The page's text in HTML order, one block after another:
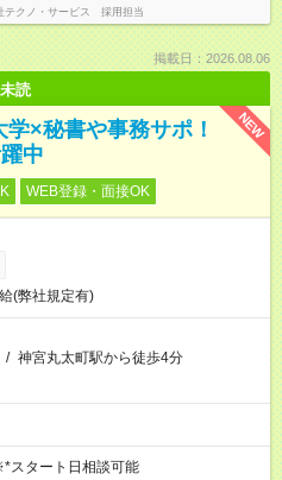
テクノ・サービス 採用担当
掲載日：2026.08.06
未読
NEW
×秘書や事務サポ！
中
WEB登録・面接OK
(弊社規定有)
/ 神宮丸太町駅から徒歩4分
タート日相談可能